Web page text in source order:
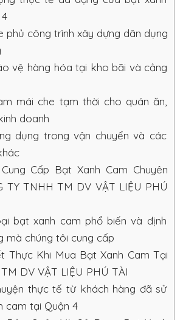
phủ công trình xây dựng dân dụng
vệ hàng hóa tại kho bãi và cảng
mái che tạm thời cho quán ăn,
doanh
dụng trong vận chuyển và các
Cấp Bạt Xanh Cam Chuyên
TY TNHH TM DV VẬT LIỆU PHÚ
bạt xanh cam phổ biến và định
mà chúng tôi cung cấp
Thực Khi Mua Bạt Xanh Cam Tại
DV VẬT LIỆU PHÚ TÀI
thực tế từ khách hàng đã sử
cam tại Quận 4